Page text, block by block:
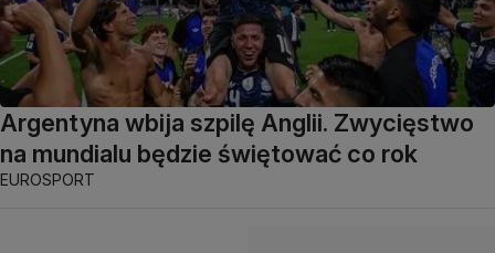
Argentyna wbija szpilę Anglii. Zwycięstwo
na mundialu będzie świętować co rok
EUROSPORT